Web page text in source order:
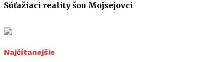
Súťažiaci reality šou Mojsejovci
Najčítanejšie